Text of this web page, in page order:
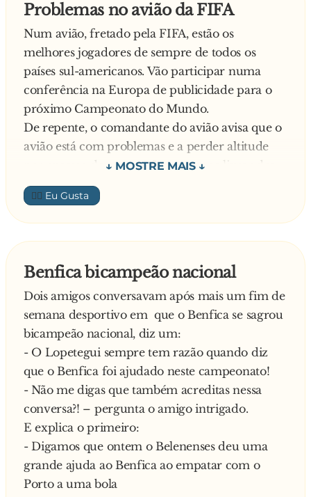
O técnico, feliz após o empate, responde:
- Porque esta a calçar as chuteiras
Problemas no avião da FIFA
Num avião, fretado pela FIFA, estão os
melhores jogadores de sempre de todos os
países sul-americanos. Vão participar numa
conferência na Europa de publicidade para o
próximo Campeonato do Mundo.
De repente, o comandante do avião avisa que o
avião está com problemas e a perder altitude
por excesso de peso e vão ter que se livrar dos
equipamentos.
Mais tarde, o comandante volta e diz que
continua a perder altura e vai ter que se livrar
das bagagens. Depois, o comandante volta e
vão ter que ser sacrificadas.
O primeiro a tomar iniciativa é o Solano, do
Peru:
- Por amor ao Peru! – E salta.
Logo a seguir vai o Salas, do Chile:
- Por amor ao Chile! – E salta.
Aí vai Chillaver, do Paraguai:
- Por amor ao Paraguai – E salta.
Chega a vez do Pelé e grita:
- Por amor ao Brasil! – Vai e empurra o
Maradona.
👍🏼
Benfica bicampeão nacional
Dois amigos conversavam após mais um fim de
semana desportivo em que o Benfica se sagrou
bicampeão nacional, diz um:
- O Lopetegui sempre tem razão quando diz
que o Benfica foi ajudado neste campeonato!
- Não me digas que também acreditas nessa
conversa?! – pergunta o amigo intrigado.
E explica o primeiro:
- Digamos que ontem o Belenenses deu uma
grande ajuda ao Benfica ao empatar com o
Porto a uma bola